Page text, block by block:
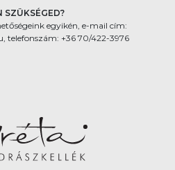
SZÜKSÉGED?
egyikén, e-mail cím:
telefonszám: +36 70/422-3976